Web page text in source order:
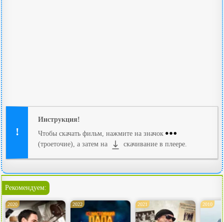
Инструкция!
Чтобы скачать фильм, нажмите на значок
(троеточие), а затем на
скачивание в плеере.
Рекомендуем:
2020 2022 2021 2010